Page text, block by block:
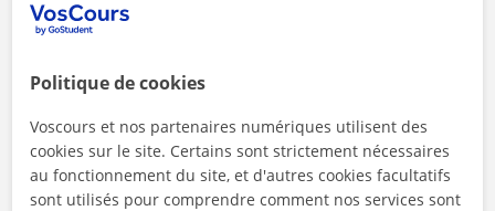
En cliquant sur l'un des deux boutons, vous acceptez nos
mentions légaleset deconfidentialité
Politique de cookies
Voscours et nos partenaires numériques utilisent des
cookies sur le site. Certains sont strictement nécessaires
au fonctionnement du site, et d'autres cookies facultatifs
sont utilisés pour comprendre comment nos services sont